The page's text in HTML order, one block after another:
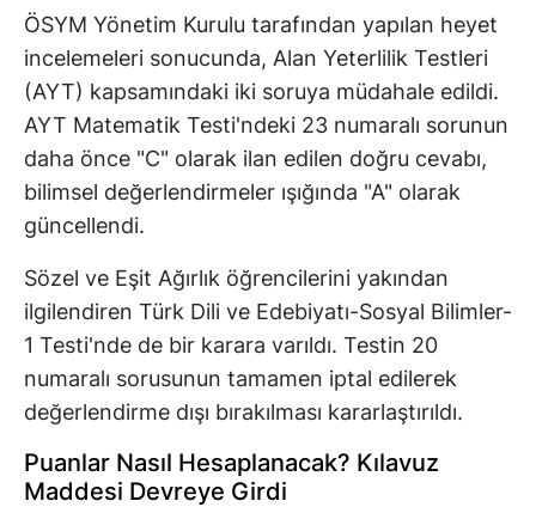
ÖSYM Yönetim Kurulu tarafından yapılan heyet
incelemeleri sonucunda, Alan Yeterlilik Testleri
(AYT) kapsamındaki iki soruya müdahale edildi.
AYT Matematik Testi'ndeki 23 numaralı sorunun
daha önce "C" olarak ilan edilen doğru cevabı,
bilimsel değerlendirmeler ışığında "A" olarak
güncellendi.
Sözel ve Eşit Ağırlık öğrencilerini yakından
ilgilendiren Türk Dili ve Edebiyatı-Sosyal Bilimler-
1 Testi'nde de bir karara varıldı. Testin 20
numaralı sorusunun tamamen iptal edilerek
değerlendirme dışı bırakılması kararlaştırıldı.
Puanlar Nasıl Hesaplanacak? Kılavuz
Maddesi Devreye Girdi